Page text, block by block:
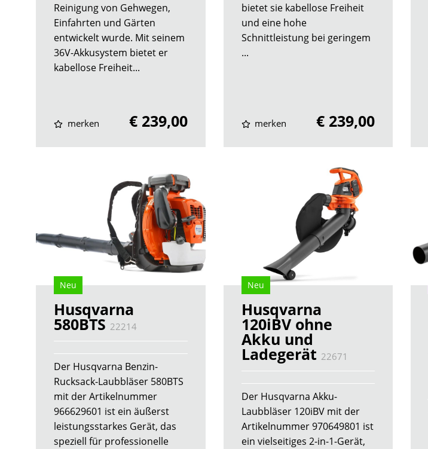
Reinigung von Gehwegen,
Einfahrten und Gärten
entwickelt wurde. Mit seinem
36V-Akkusystem bietet er
kabellose Freiheit...
merken € 239,00
bietet sie kabellose Freiheit
und eine hohe
Schnittleistung bei geringem
...
merken € 239,00
Neu
Husqvarna
580BTS 22214
Der Husqvarna Benzin-
Rucksack-Laubbläser 580BTS
mit der Artikelnummer
966629601 ist ein äußerst
leistungsstarkes Gerät, das
speziell für professionelle
Neu
Husqvarna
120iBV ohne
Akku und
Ladegerät 22671
Der Husqvarna Akku-
Laubbläser 120iBV mit der
Artikelnummer 970649801 ist
ein vielseitiges 2-in-1-Gerät,